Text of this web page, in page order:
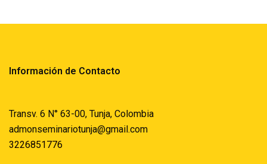
Información de Contacto
Transv. 6 N° 63-00, Tunja, Colombia
admonseminariotunja@gmail.com
3226851776